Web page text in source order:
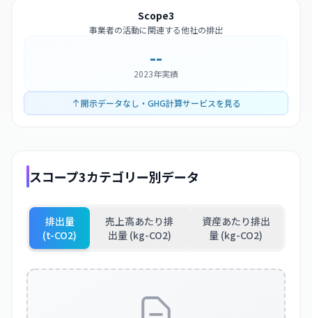
Scope3
事業者の活動に関連する他社の排出
--
2023年実績
開示データなし・GHG計算サービスを見る
スコープ3カテゴリー別データ
排出量
(t-CO2)
売上高あたり排
出量 (kg-CO2)
資産あたり排出
量 (kg-CO2)